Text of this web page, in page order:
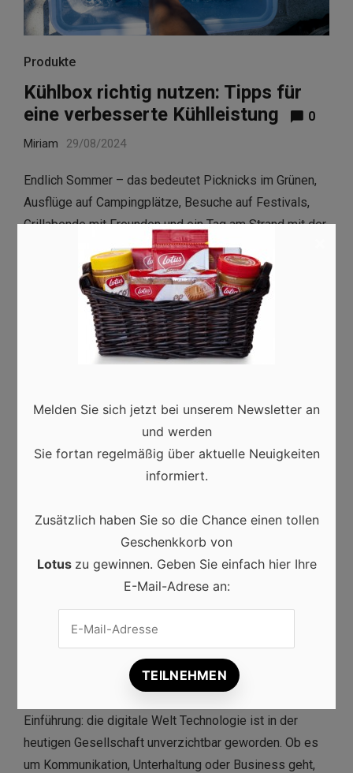
Produkte
Kühlbox richtig nutzen: Tipps für
eine verbesserte Kühlleistung
0
Miriam 29/08/2024
Endlich Sommer – das bedeutet Picknicks im Grünen,
Ausflüge auf Campingplätze, Besuche auf Festivals,
Grillabende mit Freunden und ein Tag am Strand mit der
Familie. Neben Snacks und Getränken darf eins bei
diesen Unternehmungen nicht fehlen: die Kühlbox.
Kühlboxen sind …Read more
Technologien
Alles, was Sie über das Rückgrat
Ihrer IT-Infrastruktur wissen
müssen
Einführung: die digitale Welt Technologie ist in der
heutigen Gesellschaft unverzichtbar geworden. Ob es
um Kommunikation, Unterhaltung oder Business geht,
Melden Sie sich jetzt bei unserem Newsletter an
und werden
Sie fortan regelmäßig über aktuelle Neuigkeiten
informiert.
Zusätzlich haben Sie so die Chance einen tollen
Geschenkkorb von
Lotus zu gewinnen. Geben Sie einfach hier Ihre
E-Mail-Adrese an: